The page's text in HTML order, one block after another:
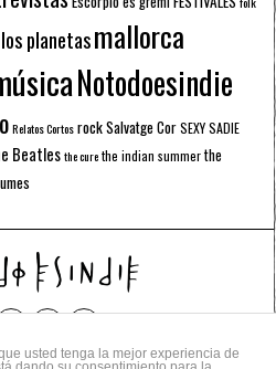
los planetasmallorca
Notodoesindie
Relatos CortosrockSalvatge CorSEXY SADIE
Beatlesthe curethe indian summerthe
usted tenga la mejor experiencia de